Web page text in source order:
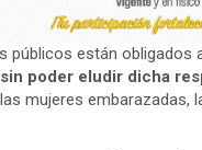
están obligados
sin poder eludir dicha
mujeres